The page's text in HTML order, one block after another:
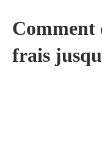
Comment
frais